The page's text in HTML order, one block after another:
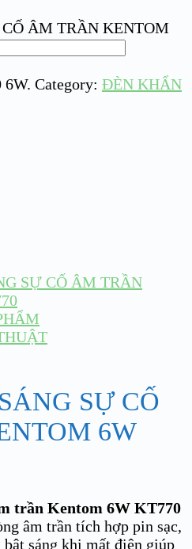
ÂM TRẦN KENTOM
6W. Category: ĐÈN KHẨN
SỰ CỐ ÂM TRẦN
SỰ CỐ
6W
trần Kentom 6W KT770
âm trần tích hợp pin sạc,
sáng khi mất điện giúp